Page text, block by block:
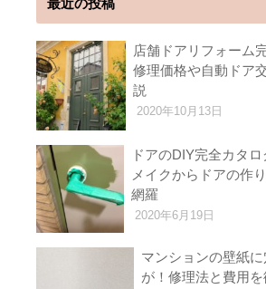
最近の投稿
店舗ドアリフォーム
修理価格や自動ドア
説
2020年10月13日
ドアのDIY完全カタロ
メイクからドアの作
網羅
2020年6月19日
マンションの壁紙
が！修理法と費用を